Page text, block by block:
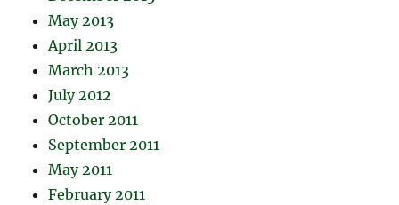
May 2013
April 2013
March 2013
July 2012
October 2011
September 2011
May 2011
February 2011